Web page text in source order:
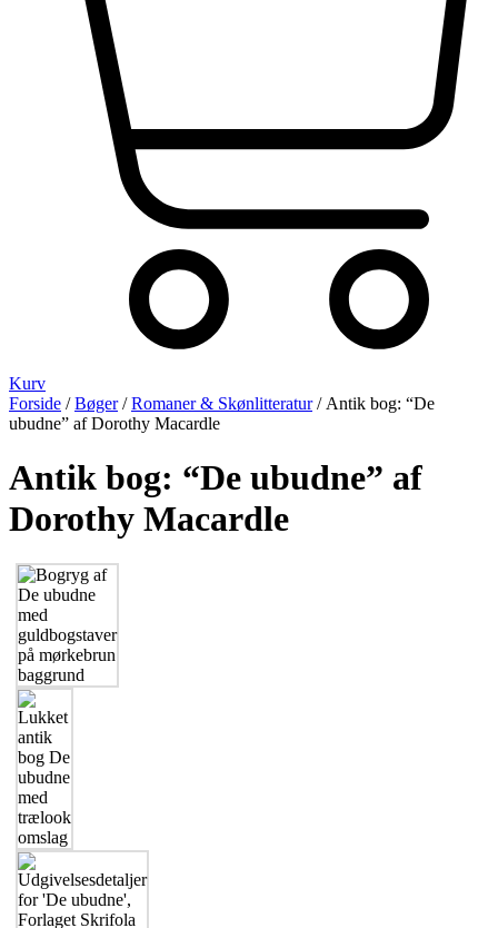
Kurv
Forside /Bøger/Romaner & Skønlitteratur/ Antik bog: “De
ubudne” af Dorothy Macardle
Antik bog: “De ubudne” af
Dorothy Macardle